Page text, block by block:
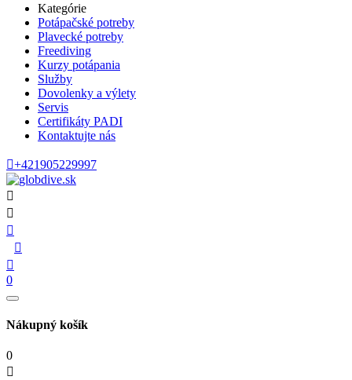
Kategórie
Potápačské potreby
Plavecké potreby
Freediving
Kurzy potápania
Služby
Dovolenky a výlety
Servis
Certifikáty PADI
Kontaktujte nás
+421905229997





0
Nákupný košík
0
